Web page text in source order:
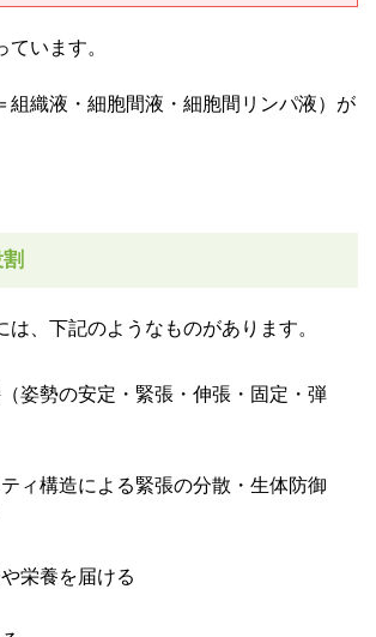
います。
組織液・細胞間液・細胞間リンパ液）が
は、下記のようなものがあります。
姿勢の安定・緊張・伸張・固定・弾
ィ構造による緊張の分散・生体防御
栄養を届ける